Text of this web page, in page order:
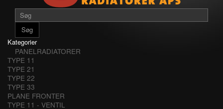
Søg
Kategorier
PANELRADIATORER
TYPE 11
TYPE 21
TYPE 22
TYPE 33
PLANE FRONTER
TYPE 11 - VENTIL